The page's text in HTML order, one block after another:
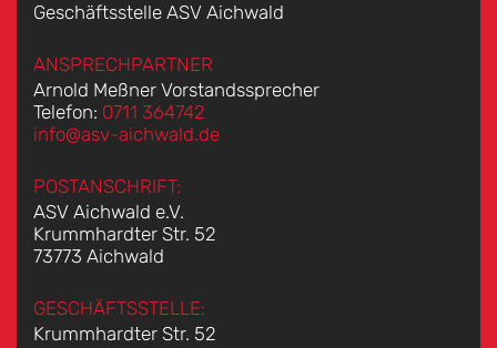
Geschäftsstelle ASV Aichwald
ANSPRECHPARTNER
Arnold Meßner Vorstandssprecher
Telefon: 0711 364742
info@asv-aichwald.de
POSTANSCHRIFT:
ASV Aichwald e.V.
Krummhardter Str. 52
73773 Aichwald
GESCHÄFTSSTELLE:
Krummhardter Str. 52